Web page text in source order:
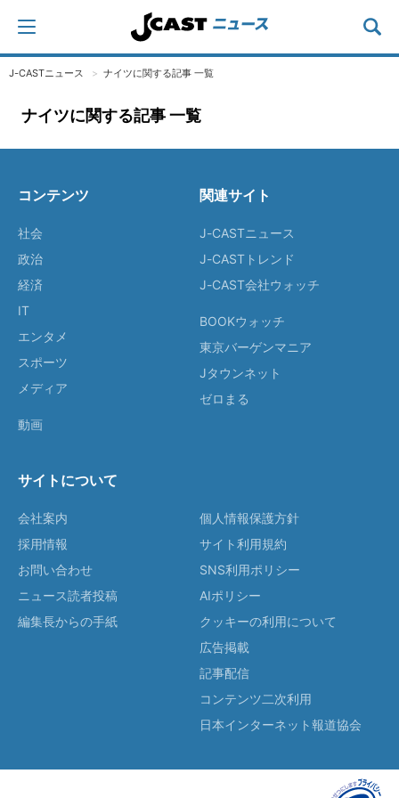
J-CASTニュース ナイツに関する記事 一覧
ナイツに関する記事 一覧
コンテンツ
社会
政治
経済
IT
エンタメ
スポーツ
メディア
動画
関連サイト
J-CASTニュース
J-CASTトレンド
J-CAST会社ウォッチ
BOOKウォッチ
東京バーゲンマニア
Jタウンネット
ゼロまる
サイトについて
会社案内
採用情報
お問い合わせ
ニュース読者投稿
編集長からの手紙
個人情報保護方針
サイト利用規約
SNS利用ポリシー
AIポリシー
クッキーの利用について
広告掲載
記事配信
コンテンツ二次利用
日本インターネット報道協会